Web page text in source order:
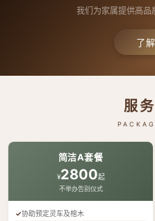
我们为家属提供高品
了
服
简洁A套餐
¥2800起
不举办告别仪式
协助预定灵车及棺木